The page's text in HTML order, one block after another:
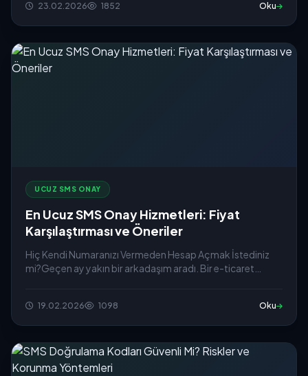
23.02.2026 1852 Oku
UCUZ SMS ONAY
En Ucuz SMS Onay Hizmetleri: Fiyat
Karşılaştırması ve Öneriler
Hiç Kendi Numaranızı Vermeden Hesap Açmak İstediniz
mi?Geçen ay yakın bir arkadaşım aradı. Bir e-ticaret
19.02.2026 1098 Oku